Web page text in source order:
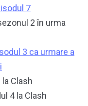
7
2 în urma
3 ca urmare a
Clash
4 la Clash